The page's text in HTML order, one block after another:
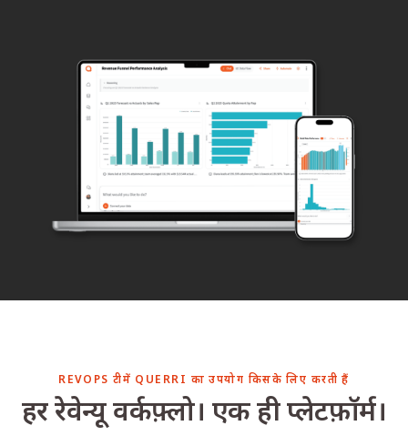
REVOPS टीमें QUERRI का उपयोग किसके लिए करती हैं
हर रेवेन्यू वर्कफ़्लो। एक ही प्लेटफ़ॉर्म।